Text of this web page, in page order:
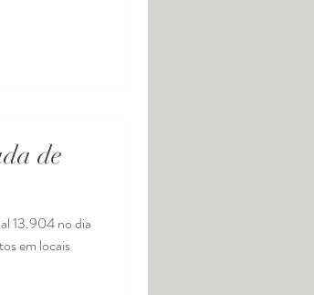
de
em locais